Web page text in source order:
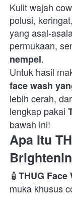
Kulit wajah
polusi,
yang asal-
permukaan,
nempel.
Untuk hasil
face wash
lebih cerah,
lengkap pakai
bawah ini!
Apa Itu
🧴THUG
muka khusus